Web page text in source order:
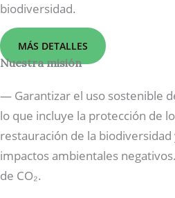
biodiversidad.
MÁS DETALLES
Nuestra misión
— Garantizar el uso sostenible
lo que incluye la protección de
restauración de la
impactos ambientales
de CO₂.